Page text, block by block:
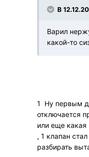
В
Варил
какой-то
1 Ну первым
отключается
или еще какая
, 1 клапан
разбирать